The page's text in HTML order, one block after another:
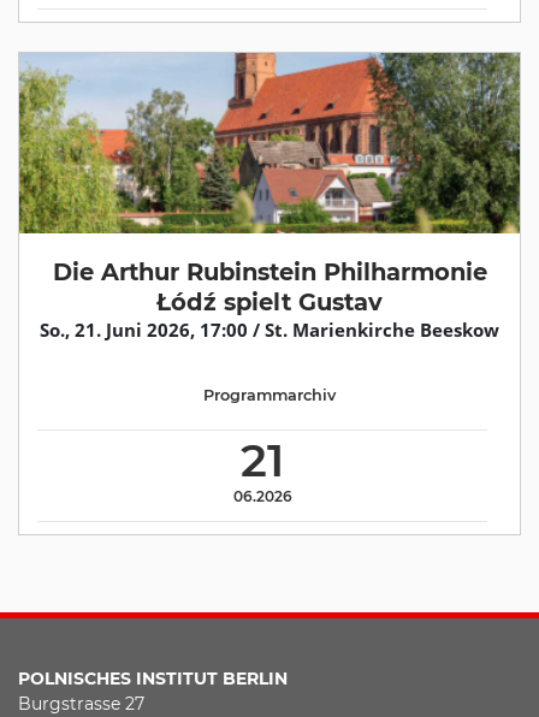
Die Arthur Rubinstein Philharmonie
Łódź spielt Gustav
So., 21. Juni 2026, 17:00 / St. Marienkirche Beeskow
21
06.2026
Programmarchiv
POLNISCHES INSTITUT BERLIN
Burgstrasse 27